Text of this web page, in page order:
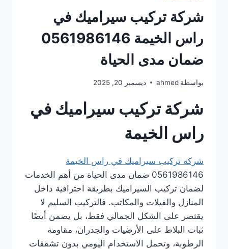
شركة تركيب سيراميك في
راس الخيمة 0561986146
ضمان مدى الحياة
بواسطة ahmed ديسمبر 20, 2025
شركة تركيب سيراميك في
راس الخيمة
شركة تركيب سيراميك في راس الخيمة
0561986146 ضمان مدى الحياة من أهم الخدمات
لضمان تركيب السيراميك بطريقة احترافية داخل
المنازل والفيلات والمكاتب. فالتركيب السليم لا
يقتصر على الشكل الجمالي فقط، بل يضمن أيضًا
ثبات البلاط على الأرضيات والجدران، مقاومة
الرطوبة، وتحمل الاستخدام اليومي بدون تشققات